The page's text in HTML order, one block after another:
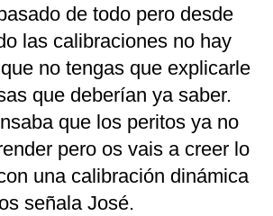
de todo pero desde
las calibraciones no hay
no tengas que explicarle
que deberían ya saber.
que los peritos ya no
pero os vais a creer lo
una calibración dinámica
señala José.